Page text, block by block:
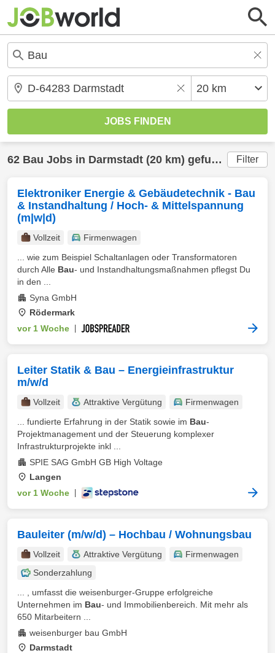
62 Bau Jobs in Darmstadt (20 km) gefunden Filter
Elektroniker Energie & Gebäudetechnik - Bau
& Instandhaltung / Hoch- & Mittelspannung
(m|w|d)
Vollzeit
Firmenwagen
... wie zum Beispiel Schaltanlagen oder Transformatoren
durch Alle Bau- und Instandhaltungsmaßnahmen pflegst Du
in den ...
Syna GmbH
Rödermark
vor 1 Woche
Leiter Statik & Bau – Energieinfrastruktur
m/w/d
Vollzeit Attraktive Vergütung
Firmenwagen
... fundierte Erfahrung in der Statik sowie im Bau-
Projektmanagement und der Steuerung komplexer
Infrastrukturprojekte inkl ...
SPIE SAG GmbH GB High Voltage
Langen
vor 1 Woche
Bauleiter (m/w/d) – Hochbau / Wohnungsbau
Vollzeit Attraktive Vergütung
Firmenwagen
Sonderzahlung
... , umfasst die weisenburger-Gruppe erfolgreiche
Unternehmen im Bau- und Immobilienbereich. Mit mehr als
650 Mitarbeitern ...
weisenburger bau GmbH
Darmstadt